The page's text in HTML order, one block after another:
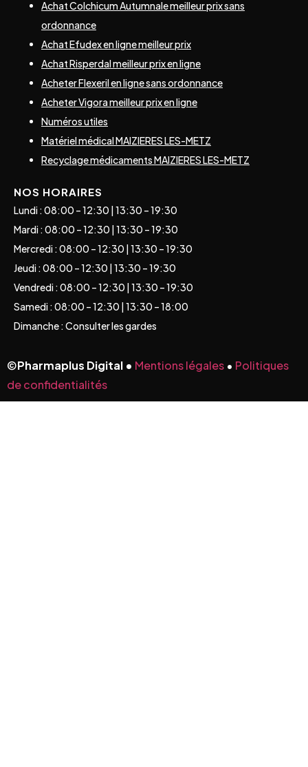
Achat Colchicum Autumnale meilleur prix sans
ordonnance
Achat Efudex en ligne meilleur prix
Achat Risperdal meilleur prix en ligne
Acheter Flexeril en ligne sans ordonnance
Acheter Vigora meilleur prix en ligne
Numéros utiles
Matériel médical MAIZIERES LES-METZ
Recyclage médicaments MAIZIERES LES-METZ
NOS HORAIRES
Lundi : 08:00 – 12:30 | 13:30 – 19:30
Mardi : 08:00 – 12:30 | 13:30 – 19:30
Mercredi : 08:00 – 12:30 | 13:30 – 19:30
Jeudi : 08:00 – 12:30 | 13:30 – 19:30
Vendredi : 08:00 – 12:30 | 13:30 – 19:30
Samedi : 08:00 – 12:30 | 13:30 – 18:00
Dimanche : Consulter les gardes
©Pharmaplus Digital • Mentions légales • Politiques
de confidentialités